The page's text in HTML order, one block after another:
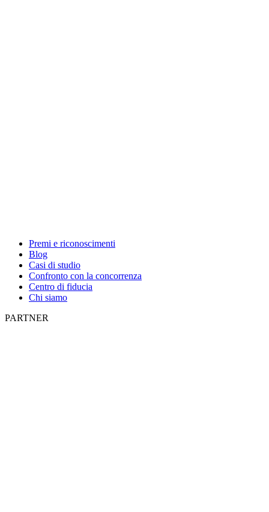
Premi e riconoscimenti
Blog
Casi di studio
Confronto con la concorrenza
Centro di fiducia
Chi siamo
PARTNER